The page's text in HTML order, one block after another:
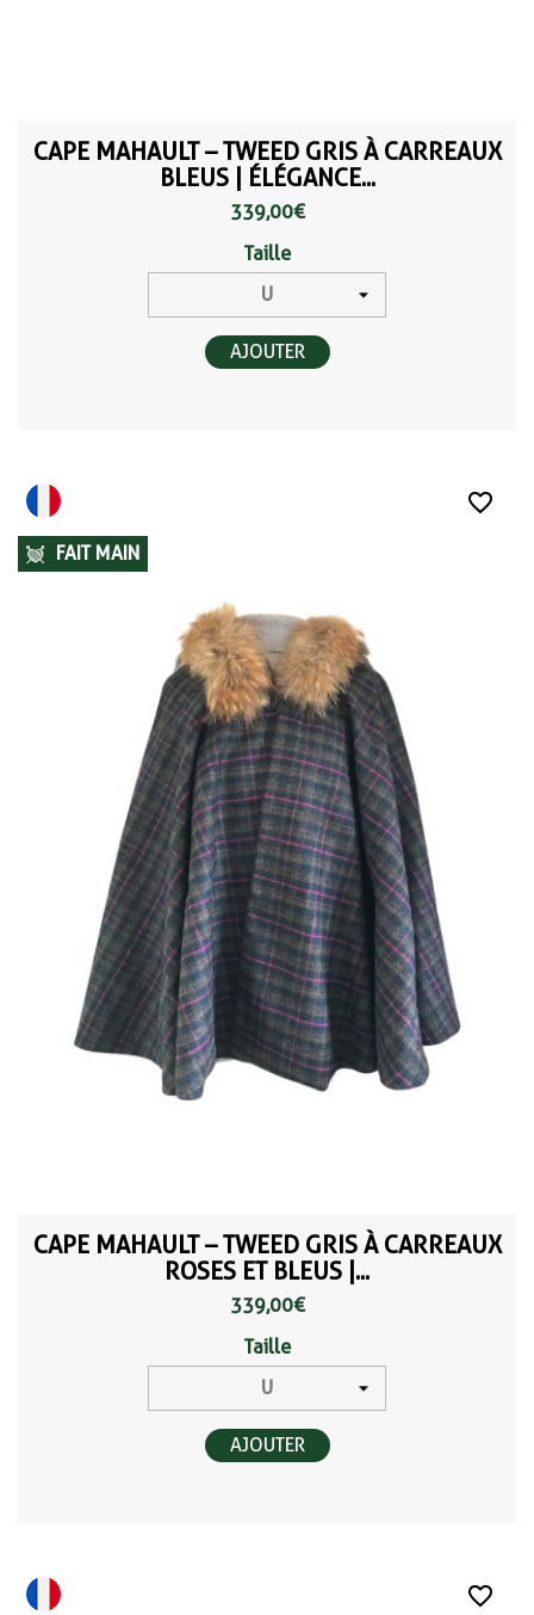
CAPE MAHAULT – TWEED GRIS À CARREAUX
BLEUS | ÉLÉGANCE...
339,00 €
Taille
AJOUTER
CAPE MAHAULT – TWEED GRIS À CARREAUX
ROSES ET BLEUS |...
339,00 €
Taille
AJOUTER
FAIT MAIN
favorite_border
favorite_border